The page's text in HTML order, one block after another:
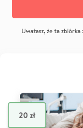
Uważasz, że ta zbiórka